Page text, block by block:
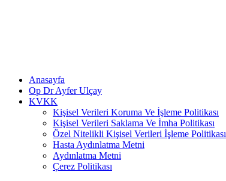
Anasayfa
Op Dr Ayfer Ulçay
KVKK
Kişisel Verileri Koruma Ve İşleme Politikası
Kişisel Verileri Saklama Ve İmha Politikası
Özel Nitelikli Kişisel Verileri İşleme Politikası
Hasta Aydınlatma Metni
Aydınlatma Metni
Çerez Politikası